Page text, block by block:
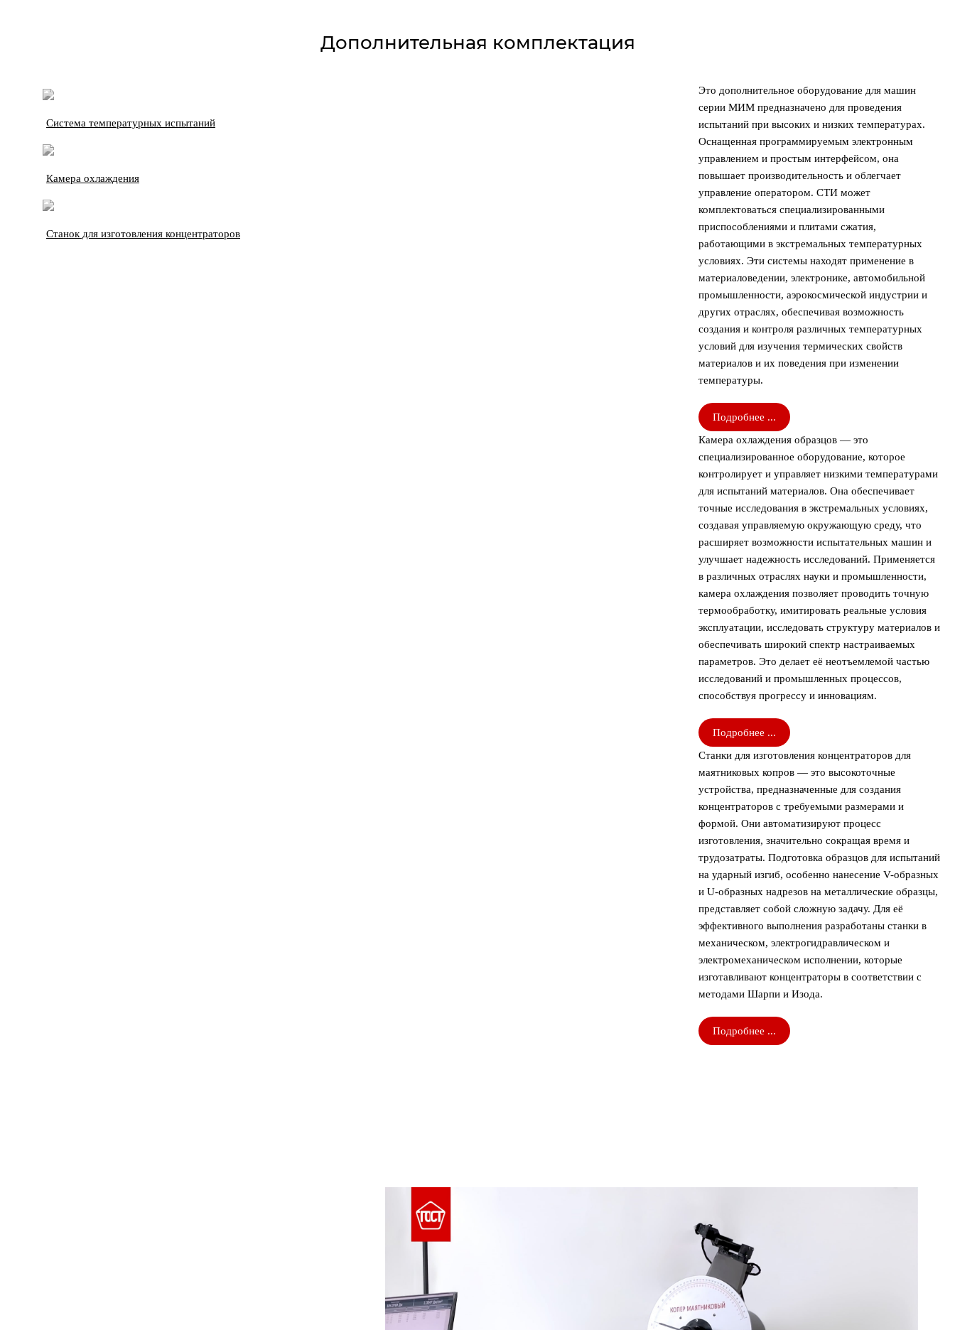
Дополнительная комплектация
Система температурных испытаний
Камера охлаждения
Станок для изготовления концентраторов
Это дополнительное оборудование для машин
серии МИМ предназначено для проведения
испытаний при высоких и низких температурах.
Оснащенная программируемым электронным
управлением и простым интерфейсом, она
повышает производительность и облегчает
управление оператором. СТИ может
комплектоваться специализированными
приспособлениями и плитами сжатия,
работающими в экстремальных температурных
условиях. Эти системы находят применение в
материаловедении, электронике, автомобильной
промышленности, аэрокосмической индустрии и
других отраслях, обеспечивая возможность
создания и контроля различных температурных
условий для изучения термических свойств
материалов и их поведения при изменении
температуры.
Подробнее ...
Камера охлаждения образцов — это
специализированное оборудование, которое
контролирует и управляет низкими температурами
для испытаний материалов. Она обеспечивает
точные исследования в экстремальных условиях,
создавая управляемую окружающую среду, что
расширяет возможности испытательных машин и
улучшает надежность исследований. Применяется
в различных отраслях науки и промышленности,
камера охлаждения позволяет проводить точную
термообработку, имитировать реальные условия
эксплуатации, исследовать структуру материалов и
обеспечивать широкий спектр настраиваемых
параметров. Это делает её неотъемлемой частью
исследований и промышленных процессов,
способствуя прогрессу и инновациям.
Подробнее ...
Станки для изготовления концентраторов для
маятниковых копров — это высокоточные
устройства, предназначенные для создания
концентраторов с требуемыми размерами и
формой. Они автоматизируют процесс
изготовления, значительно сокращая время и
трудозатраты. Подготовка образцов для испытаний
на ударный изгиб, особенно нанесение V-образных
и U-образных надрезов на металлические образцы,
представляет собой сложную задачу. Для её
эффективного выполнения разработаны станки в
механическом, электрогидравлическом и
электромеханическом исполнении, которые
изготавливают концентраторы в соответствии с
методами Шарпи и Изода.
Подробнее ...